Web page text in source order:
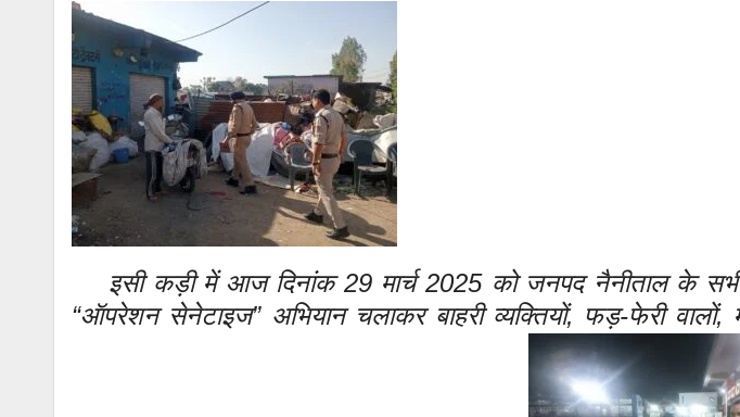
इसी कड़ी में आज दिनांक 29 मार्च 2025 को जनपद नैनीताल के सभी
“ऑपरेशन सेनेटाइज” अभियान चलाकर बाहरी व्यक्तियों, फड़-फेरी वालों,